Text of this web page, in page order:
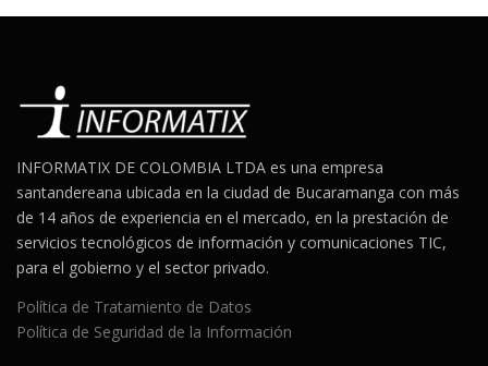
INFORMATIX DE COLOMBIA LTDA es una empresa
santandereana ubicada en la ciudad de Bucaramanga con más
de 14 años de experiencia en el mercado, en la prestación de
servicios tecnológicos de información y comunicaciones TIC,
para el gobierno y el sector privado.
Política de Tratamiento de Datos
Política de Seguridad de la Información